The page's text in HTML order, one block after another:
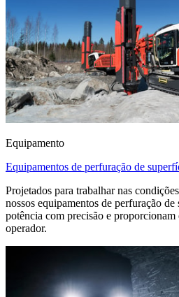
Equipamento
Equipamentos de perfuração de
Projetados para trabalhar nas
nossos equipamentos de perfuração
potência com precisão e
operador.